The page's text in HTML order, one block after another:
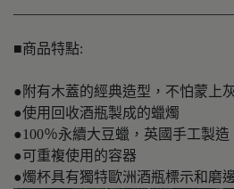
■商品特點:
●附有木蓋的經典造型，不怕蒙上
●使用回收酒瓶製成的蠟燭
●100％永續大豆蠟，英國手工製造
●可重複使用的容器
●燭杯具有獨特歐洲酒瓶標示和磨